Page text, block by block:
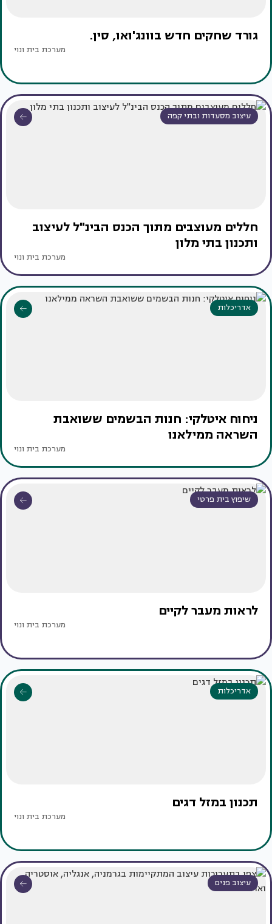
גורד שחקים חדש בוונג'ואו, סין.
מערכת בית ונוי
עיצוב מסעדות ובתי קפה
חללים מעוצבים מתוך הכנס הבינ"ל לעיצוב
ותכנון בתי מלון
מערכת בית ונוי
אדריכלות
ניחוח איטלקי: חנות הבשמים ששואבת
השראה ממילאנו
מערכת בית ונוי
שיפוץ בית פרטי
לראות מעבר לקיים
מערכת בית ונוי
אדריכלות
תכנון במזל דגים
מערכת בית ונוי
עיצוב פנים